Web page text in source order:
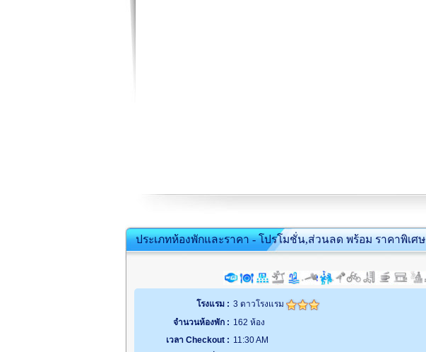
ประเภทห้องพักและราคา - โปรโมชั่น,ส่วนลด พร้อม ราคาพิเศษ
โรงแรม : 3 ดาวโรงแรม
จำนวนห้องพัก : 162 ห้อง
เวลา Checkout : 11:30 AM